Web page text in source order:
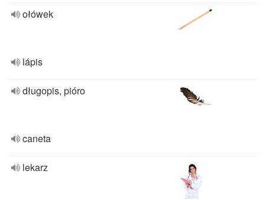
ołówek
lápis
długopis, pióro
caneta
lekarz